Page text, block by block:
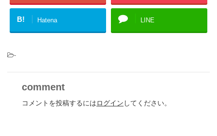
B! Hatena LINE
-
comment
コメントを投稿するにはログイン してください。